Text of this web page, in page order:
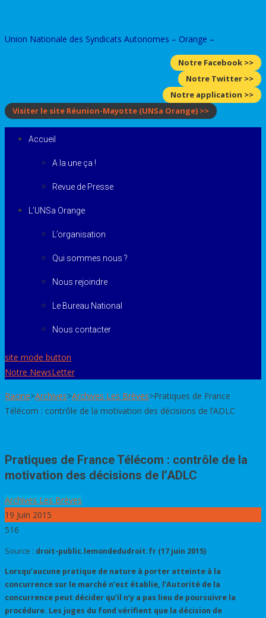
content
Union Nationale des Syndicats Autonomes – Orange –
Notre Facebook >>
Notre Twitter >>
Notre application >>
Visiter le site Réunion-Mayotte (UNSa Orange) >>
Accueil
A la une ça !
Revue de Presse
L’UNSa Orange
L’organisation
Qui sommes nous ?
Nous rejoindre
Le Bureau National
Nous contacter
site mode button
Notre NewsLetter
Racine>Archives>Archives Les Brèves>Pratiques de France
Télécom : contrôle de la motivation des décisions de l’ADLC
Pratiques de France Télécom : contrôle de la
motivation des décisions de l’ADLC
Archives Les Brèves
19 Juin 2015
516
Source : droit-public.lemondedudroit.fr (17 juin 2015)
Lorsqu’aucune pratique de nature à porter atteinte à la
concurrence sur le marché n’est établie, l’Autorité de la
concurrence peut décider qu’il n’y a pas lieu de poursuivre la
procédure. Les juges du fond vérifient que la décision de